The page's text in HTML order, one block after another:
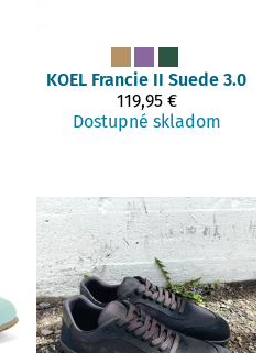
KOEL Francie II Suede 3.0
119,95 €
Dostupné skladom